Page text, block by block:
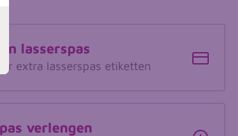
lasserspas
extra lasserspas etiketten
verlengen